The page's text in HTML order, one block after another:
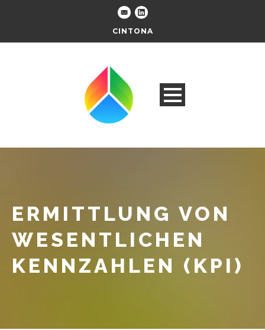
CINTONA
ERMITTLUNG VON
WESENTLICHEN
KENNZAHLEN (KPI)